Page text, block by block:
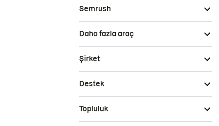
Semrush
Daha fazla araç
Şirket
Destek
Topluluk